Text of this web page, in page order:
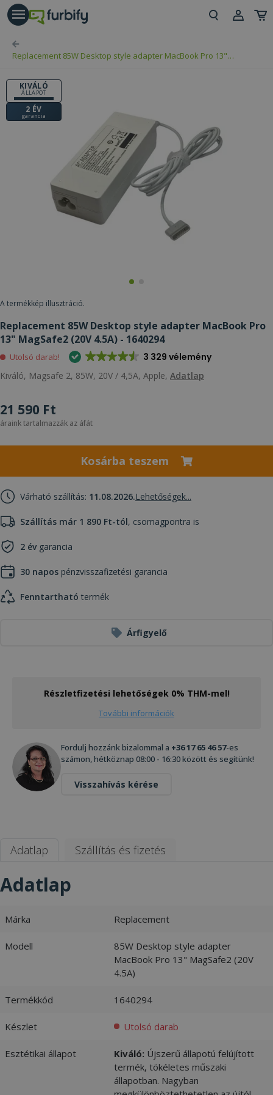
Replacement 85W Desktop style adapter MacBook Pro 13"
KIVÁLÓ
ÁLLAPOT
2 ÉV
garancia
A termékkép illusztráció.
Replacement 85W Desktop style adapter MacBook Pro
13" MagSafe2 (20V 4.5A) - 1640294
Utolsó darab! 3 329 vélemény
Kiváló, Magsafe 2, 85W, 20V / 4,5A, Apple, Adatlap
21 590 Ft
áraink tartalmazzák az áfát
Kosárba teszem
Várható szállítás: 11.08.2026.Lehetőségek...
Szállítás már 1 890 Ft-tól, csomagpontra is
2 évgarancia
30 napos pénzvisszafizetési garancia
Fenntartható termék
Árfigyelő
Részletfizetési lehetőségek 0% THM-mel!
További információk
Fordulj hozzánk bizalommal a +36 17 65 46 57-es
számon, hétköznap 08:00 - 16:30 között és segítünk!
Visszahívás kérése
Adatlap Szállítás és fizetés
Adatlap
Márka Replacement
Modell
85W Desktop style adapter
MacBook Pro 13" MagSafe2 (20V
4.5A)
Termékkód 1640294
Készlet Utolsó darab
Esztétikai állapot Kiváló: Újszerű állapotú felújított
termék, tökéletes műszaki
állapotban. Nagyban
gomb